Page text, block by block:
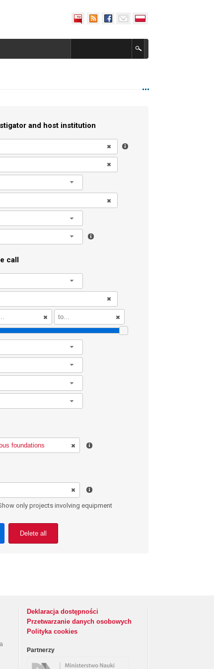
and host institution
call
only projects involving equipment
Delete all
Deklaracja dostępności
Przetwarzanie danych osobowych
Polityka cookies
Partnerzy